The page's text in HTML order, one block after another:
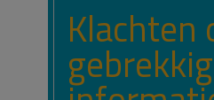
Klachten